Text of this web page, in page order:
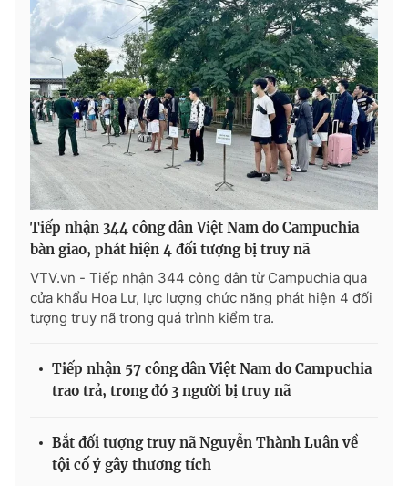
Tiếp nhận 344 công dân Việt Nam do Campuchia
bàn giao, phát hiện 4 đối tượng bị truy nã
VTV.vn - Tiếp nhận 344 công dân từ Campuchia qua
cửa khẩu Hoa Lư, lực lượng chức năng phát hiện 4 đối
tượng truy nã trong quá trình kiểm tra.
Tiếp nhận 57 công dân Việt Nam do Campuchia
trao trả, trong đó 3 người bị truy nã
Bắt đối tượng truy nã Nguyễn Thành Luân về
tội cố ý gây thương tích